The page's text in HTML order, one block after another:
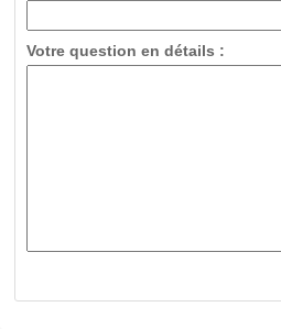
Votre question en détails :